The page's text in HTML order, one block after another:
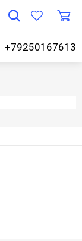
+79250167613